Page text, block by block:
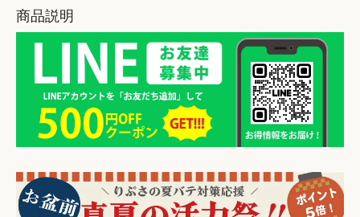
商品説明